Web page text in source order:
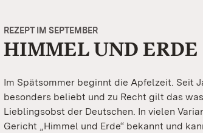
REZEPT IM SEPTEMBER
HIMMEL UND ERDE
Im Spätsommer beginnt die Apfelzeit. Seit
besonders beliebt und zu Recht gilt das
Lieblingsobst der Deutschen. In vielen
Gericht „Himmel und Erde“ bekannt und